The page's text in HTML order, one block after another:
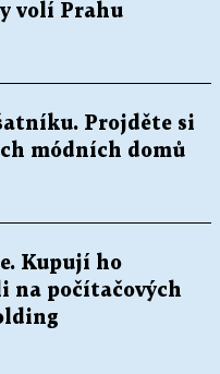
volí Prahu
Projděte si
módních domů
Kupují ho
počítačových